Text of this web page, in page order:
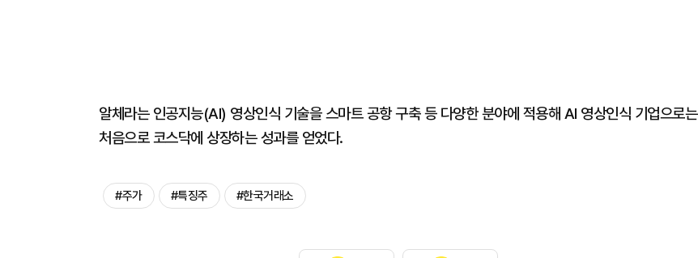
알체라는 인공지능(AI) 영상인식 기술을 스마트 공항 구축 등 다양한 분야에 적용해 AI 영상인식 기업으로는
처음으로 코스닥에 상장하는 성과를 얻었다.
#주가 #특징주 #한국거래소